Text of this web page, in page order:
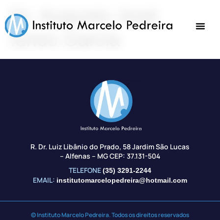
Dr. Augusto José
Iunes Garcia
R. Dr. Luiz Libânio do Prado, 58 Jardim São Lucas
– Alfenas – MG CEP: 37.131-504
TELEFONE(35) 3291-2244
EMAIL: institutomarcelopedreira@hotmail.com
© Instituto Marcelo Pedreira. Todos os direitos reservados